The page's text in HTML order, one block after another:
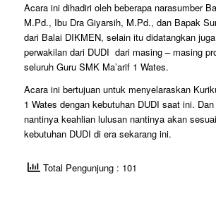
Acara ini dihadiri oleh beberapa narasumber
M.Pd., Ibu Dra Giyarsih, M.Pd., dan Bapak
dari Balai DIKMEN, selain itu didatangkan
perwakilan dari DUDI dari masing – masing
seluruh Guru SMK Ma’arif 1 Wates.
Acara ini bertujuan untuk menyelaraskan
1 Wates dengan kebutuhan DUDI saat ini.
nantinya keahlian lulusan nantinya akan
kebutuhan DUDI di era sekarang ini.
Total Pengunjung : 101